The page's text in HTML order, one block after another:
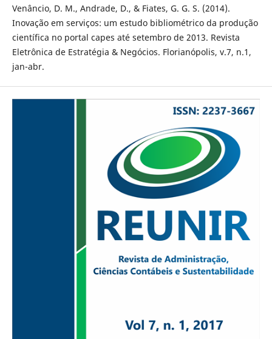
Venâncio, D. M., Andrade, D., & Fiates, G. G. S. (2014).
Inovação em serviços: um estudo bibliométrico da produção
científica no portal capes até setembro de 2013. Revista
Eletrônica de Estratégia & Negócios. Florianópolis, v.7, n.1,
jan-abr.